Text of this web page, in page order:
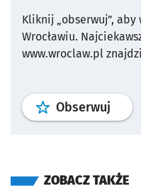
Kliknij „obserwuj”,
Wrocławiu.
www.wroclaw.pl
Obserwuj profil
ZOBACZ TAKŻE